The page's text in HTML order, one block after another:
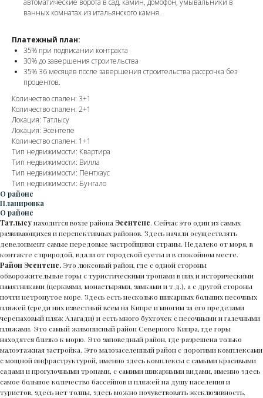
автоматические ворота в сад, камин, домофон, умывальники в
ванных комнатах из итальянского камня.
Платежный план:
35% при подписании контракта
30% до завершения строительства
35% 36 месяцев после завершения строительства рассрочка без
процентов.
Количество спален: 3+1
Количество спален: 2+1
Локация: Татлысу
Локация: Эсентепе
Количество спален: 1+1
Тип недвижимости: Квартира
Тип недвижимости: Вилла
Тип недвижимости: Пентхаус
Тип недвижимости: Бунгало
О районе
Планировка
О районе
Татлысунаходится возле района Эсентепе. Сейчас это один из самых
развивающихся и перспективных районов. Здесь начали осуществлять
девелопмент самые передовые застройщики страны. Недалеко от моря, в
контакте с природой, вдали от городской суеты и в спокойном месте.
Район Эсентепе. Это люксовый район, где с одной стороны
обворожительные горы c туристическими тропами в них и историческими
памятниками (церквями, монастырями, замками и т.д.), а с другой стороны
почти нетронутое море. Здесь есть несколько шикарных больших песочных
пляжей (среди них известный всем на Кипре и многим за его пределами
черепаховый пляж Алагади) и есть много бухточек с песочными и галечными
пляжами. Это самый живописный район Северного Кипра, где горы
находятся близко к морю. Это заповедный район, где разрешена только
малоэтажная застройка. Это малозаселенный район с дорогими комплексами
с мощной инфраструктурой, именно здесь комплексы с самыми красивыми
садами и прогулочными тропами, с самими шикарными видами, именно здесь
самое большое количество бассейнов и пляжей на душу населения и
туристов, здесь нет толпы, здесь можно почувствовать эксклюзивность.